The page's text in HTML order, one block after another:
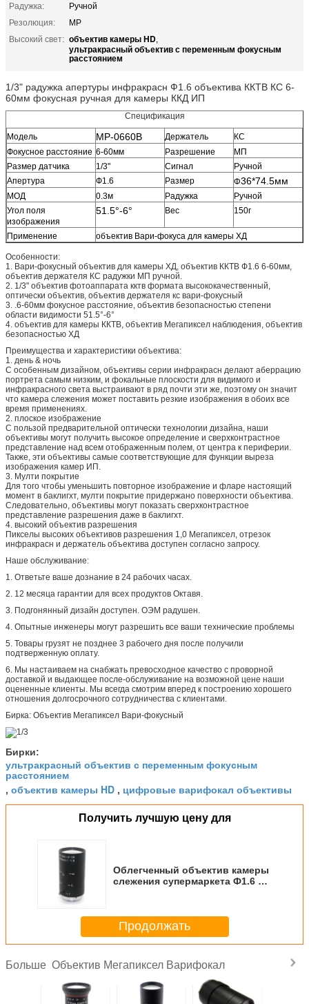
Радужка:
Ручной
Резолюция:
MP
Высокий свет: объектив камеры HD,
ультракрасный объектив с переменным фокусным
расстоянием
1/3" радужка апертуры инфракрасн Ф1.6 объектива ККТВ КС 6-
60мм фокусная ручная для камеры ККД ИП
Спецификация
Модель МР-0660В Держатель
КС
Фокусное расстояние 6-60мм Разрешение
МП
Размер датчика
1/3" Сигнал
Ручной
Апертура
Ф1.6 Размер Φ36*74.5мм
МОД 0.3м Радужка
Ручной
Угол поля
изображения
51.5°-6° Вес 150г
Применение объектив Вари-фокуса для камеры ХД
Особенности:
1. Вари-фокусный объектив для камеры ХД, объектив ККТВ Ф1.6 6-60мм,
объектив держателя КС радужки МП ручной.
2. 1/3" объектив фотоаппарата кктв формата высококачественный,
оптически объектив, объектив держателя кс вари-фокусный
3. .6-60мм фокусное расстояние, объектив безопасностью степени
области видимости 51.5°-6°
4. объектив для камеры ККТВ, объектив Мегапиксел наблюдения, объектив
безопасностью ХД
Преимущества и характеристики объектива:
1. день & ночь
С особенным дизайном, объективы серии инфракрасн делают аберрацию
портрета самым низким, и фокальные плоскости для видимого и
инфракрасного света выстраивают в ряд почти эти же, поэтому он значит
что камера слежения может поставить резкие изображения в обоих все
время применениях.
2. плоское изображение
С пользой предварительной оптически технологии дизайна, наши
объективы могут получить высокое определение и сверхконтрастное
представление над всем отображенным полем, от центра к периферии.
Также, эти объективы самые соответствующие для функции выреза
изображения камер ИП.
3. Мулти покрытие
Для того чтобы уменьшить повторное изображение и фларе настоящий
момент в баклигхт, мулти покрытие придержано поверхности объектива.
Следовательно, объективы могут показать сверхконтрастное
представление разрешения даже в баклигхт.
4. высокий объектив разрешения
Пикселы высоких объективов разрешения 1,0 Мегапиксел, отрезок
инфракрасн и держатель объектива доступен согласно запросу.
Наше обслуживание:
1. Ответьте ваше дознание в 24 рабочих часах.
2. 12 месяца гарантии для всех продуктов Октавя.
3. Подгонянный дизайн доступен. ОЭМ радушен.
4. Опытные инженеры могут разрешить все ваши технические проблемы
5. Товары грузят не позднее 3 рабочего дня после получили
подтверженную оплату.
6. Мы настаиваем на снабжать превосходное качество с проворной
доставкой и выдающее после-обслуживание на возможной цене наши
оцененные клиенты. Мы всегда смотрим вперед к построению хорошего
отношения долгосрочного сотрудничества с клиентами.
Бирка: Объектив Мегапиксел Вари-фокусный
Бирки:
ультракрасный объектив с переменным фокусным
расстоянием
, объектив камеры HD , цифровые варифокал объективы
Получить лучшую цену для
Облегченный объектив камеры
слежения супермаркета Ф1.6 КС
Продолжать
Больше Объектив Мегапиксел Варифокал